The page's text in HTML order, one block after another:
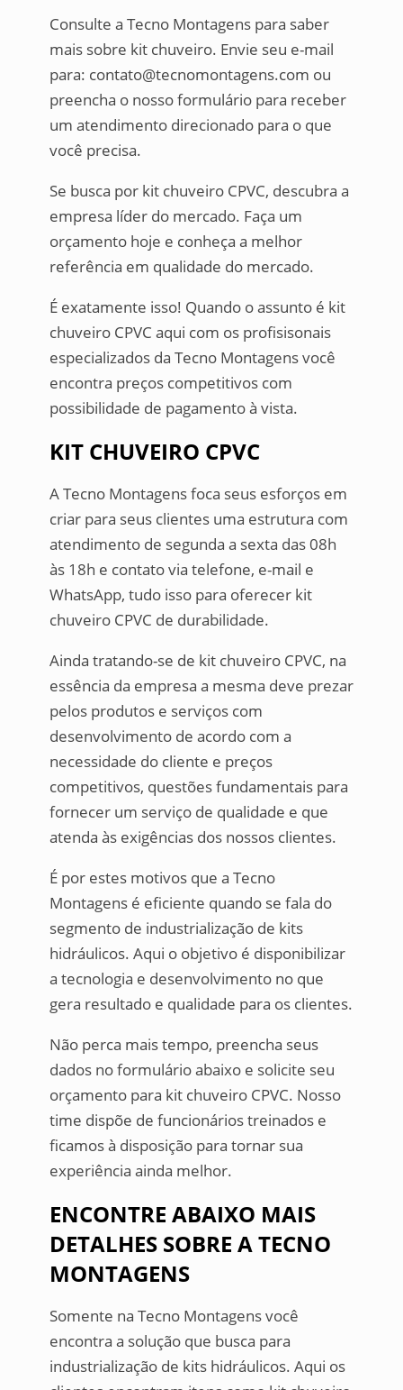
Consulte a Tecno Montagens para saber
mais sobre kit chuveiro. Envie seu e-mail
para: contato@tecnomontagens.com ou
preencha o nosso formulário para receber
um atendimento direcionado para o que
você precisa.
Se busca por kit chuveiro CPVC, descubra a
empresa líder do mercado. Faça um
orçamento hoje e conheça a melhor
referência em qualidade do mercado.
É exatamente isso! Quando o assunto é kit
chuveiro CPVC aqui com os profisisonais
especializados da Tecno Montagens você
encontra preços competitivos com
possibilidade de pagamento à vista.
KIT CHUVEIRO CPVC
A Tecno Montagens foca seus esforços em
criar para seus clientes uma estrutura com
atendimento de segunda a sexta das 08h
às 18h e contato via telefone, e-mail e
WhatsApp, tudo isso para oferecer kit
chuveiro CPVC de durabilidade.
Ainda tratando-se de kit chuveiro CPVC, na
essência da empresa a mesma deve prezar
pelos produtos e serviços com
desenvolvimento de acordo com a
necessidade do cliente e preços
competitivos, questões fundamentais para
fornecer um serviço de qualidade e que
atenda às exigências dos nossos clientes.
É por estes motivos que a Tecno
Montagens é eficiente quando se fala do
segmento de industrialização de kits
hidráulicos. Aqui o objetivo é disponibilizar
a tecnologia e desenvolvimento no que
gera resultado e qualidade para os clientes.
Não perca mais tempo, preencha seus
dados no formulário abaixo e solicite seu
orçamento para kit chuveiro CPVC. Nosso
time dispõe de funcionários treinados e
ficamos à disposição para tornar sua
experiência ainda melhor.
ENCONTRE ABAIXO MAIS
DETALHES SOBRE A TECNO
MONTAGENS
Somente na Tecno Montagens você
encontra a solução que busca para
industrialização de kits hidráulicos. Aqui os